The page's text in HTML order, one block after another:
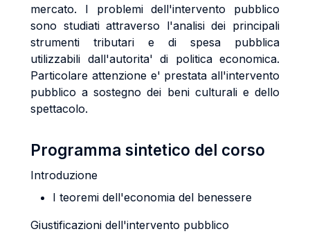
mercato. I problemi dell'intervento pubblico
sono studiati attraverso l'analisi dei principali
strumenti tributari e di spesa pubblica
utilizzabili dall'autorita' di politica economica.
Particolare attenzione e' prestata all'intervento
pubblico a sostegno dei beni culturali e dello
spettacolo.
Programma sintetico del corso
Introduzione
I teoremi dell'economia del benessere
Giustificazioni dell'intervento pubblico